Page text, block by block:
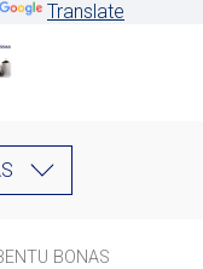
Translate
BONAS